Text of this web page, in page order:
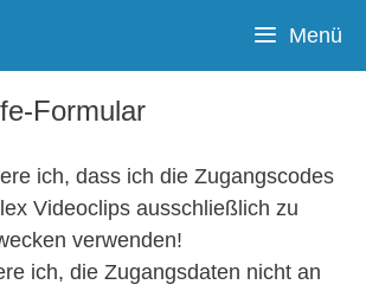
Menü
Formular
ich, dass ich die Zugangscodes
Videoclips ausschließlich zu
verwenden!
ich, die Zugangsdaten nicht an